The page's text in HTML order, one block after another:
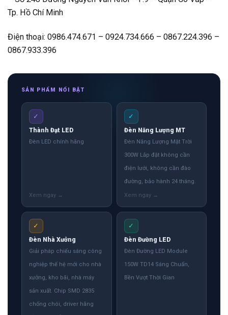
Tp. Hồ Chí Minh
Điện thoại: 0986.474.671 – 0924.734.666 – 0867.224.396 –
0867.933.396
SẢN PHẨM NỔI BẬT
✓
Thành Đạt LED
Đèn LED chính hãng
✓
Đèn Năng Lượng MT
Đèn Năng Lượng Mặt Trời
300W Lắp đặt không cần
điện lưới, không cần đào
đường, bảo hành 24 tháng.
✓
Đèn Nhà Xưởng
Giải pháp chiếu sáng công
nghiệp thế hệ mới cho nhà
xưởng, kho bãi, nhà máy
sản xuất. Chip SMD 2835
chống chói, driver hãng
✓
Đèn Đường LED
Đèn Đường LED Module
150W TD14 Sáng Chuẩn,
Bền Vượt Thời Gian